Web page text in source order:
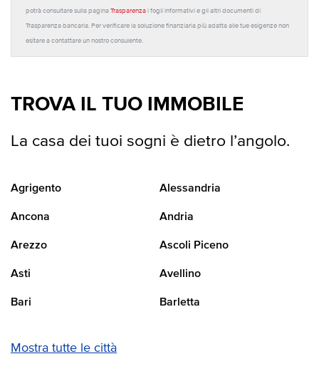
potrà consultare sulla pagina Trasparenza i fogli informativi e gli altri documenti di
Trasparenza bancaria. Per verificare la soluzione finanziaria più adatta alle tue esigenze non
esitare a contattare un nostro consulente.
TROVA IL TUO IMMOBILE
La casa dei tuoi sogni è dietro l’angolo.
Agrigento Alessandria
Ancona Andria
Arezzo Ascoli Piceno
Asti Avellino
Bari Barletta
Mostra tutte le città